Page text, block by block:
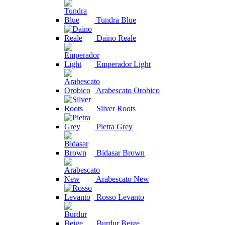
Tundra Blue
Daino Reale
Emperador Light
Arabescato Orobico
Silver Roots
Pietra Grey
Bidasar Brown
Arabescato New
Rosso Levanto
Burdur Beige